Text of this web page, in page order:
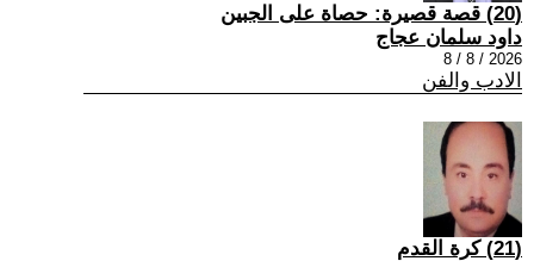
(20) قصة قصيرة: حصاة على الجبين
داود سلمان عجاج
2026 / 8 / 8
الادب والفن
(21) كرة القدم